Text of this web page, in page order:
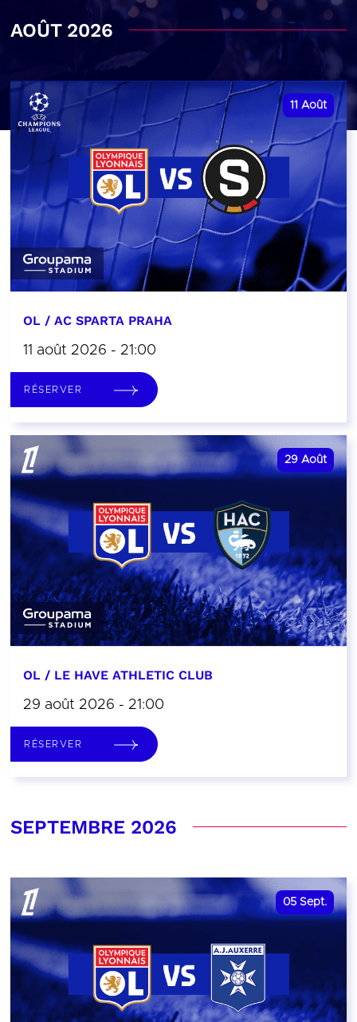
AOÛT 2026
11 Août
OL / AC SPARTA PRAHA
11 août 2026 - 21:00
RÉSERVER
29 Août
OL / LE HAVE ATHLETIC CLUB
29 août 2026 - 21:00
RÉSERVER
SEPTEMBRE 2026
05 Sept.